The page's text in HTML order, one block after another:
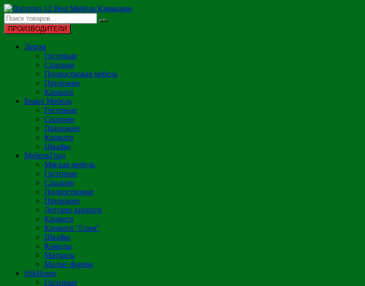
Перейти
к
содержимому
ПРОИЗВОДИТЕЛИ
Лером
Гостиные
Спальни
Подростковая мебель
Прихожие
Кровати
Браво Мебель
Гостиные
Спальни
Прихожие
Кровати
Шкафы
МебельГрад
Мягкая мебель
Гостиные
Спальни
Подростковые
Прихожие
Детские кровати
Кровати
Кровати "Соня"
Шкафы
Комоды
Матрасы
Малые формы
SbkHome
Гостиные